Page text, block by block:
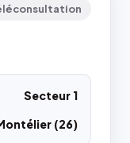
Secteur 1
(26)